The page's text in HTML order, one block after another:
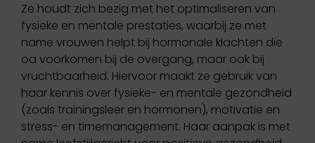
Ze houdt zich bezig met het optimaliseren van
fysieke en mentale prestaties, waarbij ze met
name vrouwen helpt bij hormonale klachten die
oa voorkomen bij de overgang, maar ook bij
vruchtbaarheid. Hiervoor maakt ze gebruik van
haar kennis over fysieke- en mentale gezondheid
(zoals trainingsleer en hormonen), motivatie en
stress- en timemanagement. Haar aanpak is met